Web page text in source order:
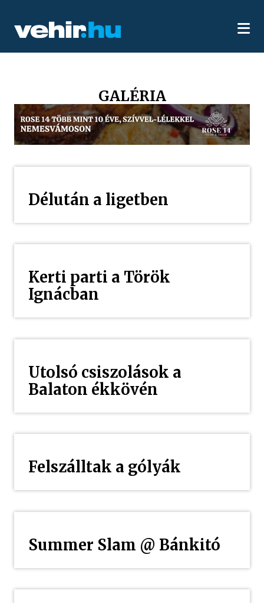
GALÉRIA
Délután a ligetben
Kerti parti a Török
Ignácban
Utolsó csiszolások a
Balaton ékkövén
Felszálltak a gólyák
Summer Slam @ Bánkitó